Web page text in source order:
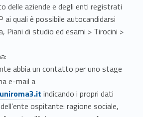
delle aziende e degli enti registrati
ai quali è possibile autocandidarsi
Piani di studio ed esami > Tirocini >
abbia un contatto per uno stage
e-mail a
indicando i propri dati
ospitante: ragione sociale,